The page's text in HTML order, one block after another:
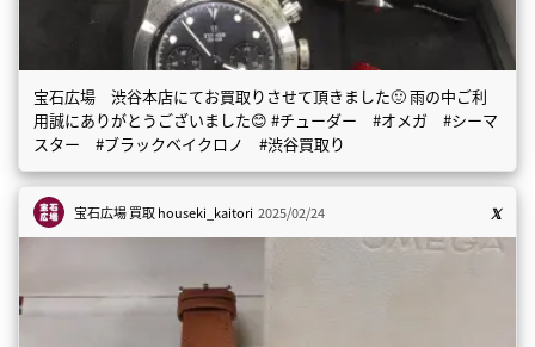
宝石広場 渋谷本店にてお買取りさせて頂きました🙂 雨の中ご利
用誠にありがとうございました😊 #チューダー #オメガ #シーマ
スター #ブラックベイクロノ #渋谷買取り
宝石広場 買取houseki_kaitori 2025/02/24